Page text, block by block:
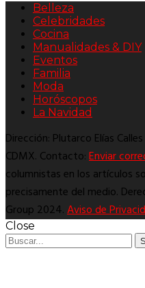
Belleza
Celebridades
Cocina
Manualidades & DIY
Eventos
Familia
Moda
Horóscopos
La Navidad
Dirección: Plutarco Elías
CDMX. Contacto:Enviar
columnistas en los artículos
precisamente del medio.
Group 2024.Aviso de
Close